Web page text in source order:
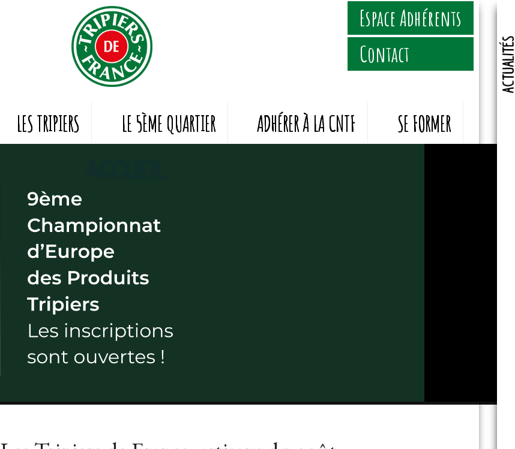
LES TRIPIERS LE 5ÈME QUARTIER ADHÉRER À LA CNTF SE FORMER
OK
Espace Adhérents
Veille Sanitaire
Infos générales
Communication
Flash Info
Contact